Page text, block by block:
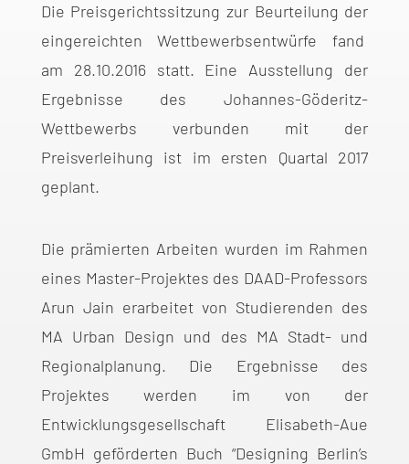
Die Preisgerichtssitzung zur Beurteilung der
eingereichten Wettbewerbsentwürfe fand
am 28.10.2016 statt. Eine Ausstellung der
Ergebnisse des Johannes-Göderitz-
Wettbewerbs verbunden mit der
Preisverleihung ist im ersten Quartal 2017
geplant.
Die prämierten Arbeiten wurden im Rahmen
eines Master-Projektes des DAAD-Professors
Arun Jain erarbeitet von Studierenden des
MA Urban Design und des MA Stadt- und
Regionalplanung. Die Ergebnisse des
Projektes werden im von der
Entwicklungsgesellschaft Elisabeth-Aue
GmbH geförderten Buch “Designing Berlin’s